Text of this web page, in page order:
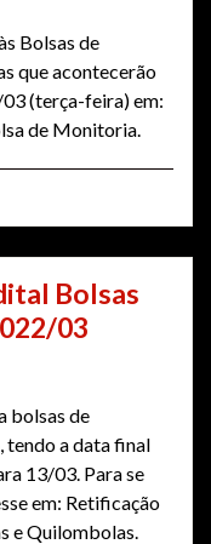
Bolsas de
que acontecerão
(terça-feira) em:
de Monitoria.
Bolsas
03
bolsas de
a data final
13/03. Para se
em: Retificação
e Quilombolas.